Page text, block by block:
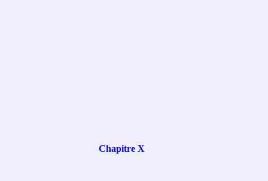
Chapitre X